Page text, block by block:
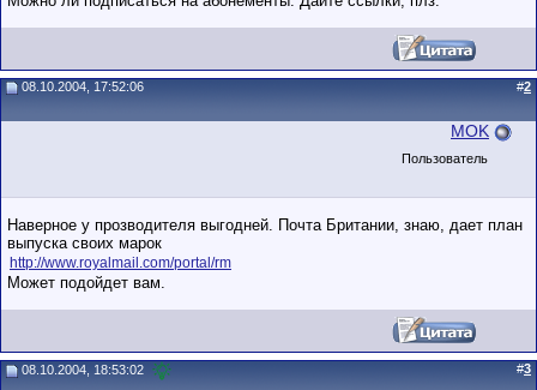
08.10.2004, 17:52:06 #2
MOK
Пользователь
Наверное у прозводителя выгодней. Почта Британии, знаю, дает план
выпуска своих марок
http://www.royalmail.com/portal/rm
Может подойдет вам.
08.10.2004, 18:53:02 #3